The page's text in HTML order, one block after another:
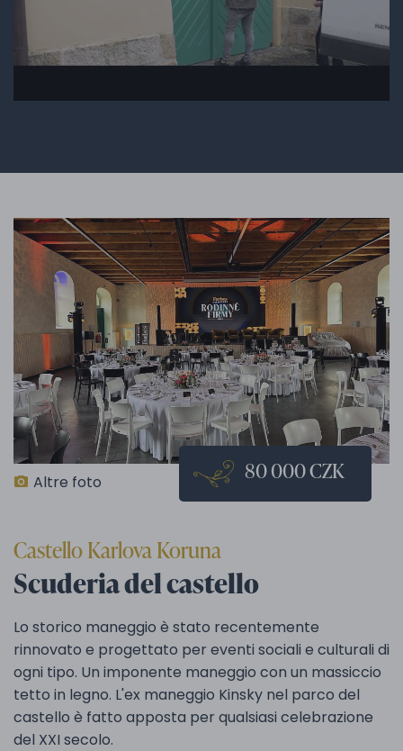
Altre foto 80 000 CZK
Castello Karlova Koruna
Scuderia del castello
Lo storico maneggio è stato recentemente
rinnovato e progettato per eventi sociali e culturali di
ogni tipo. Un imponente maneggio con un massiccio
tetto in legno. L'ex maneggio Kinsky nel parco del
castello è fatto apposta per qualsiasi celebrazione
del XXI secolo.